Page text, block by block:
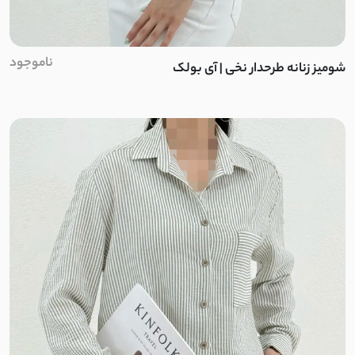
کرپ کش مراکشی
داکرون نخ
کشی پفکی
نخ تنسل
لینن حریر
مراکشی کشی
شمعی
شومیز زنانه طرحدار نخی | آی بولک ناموجود